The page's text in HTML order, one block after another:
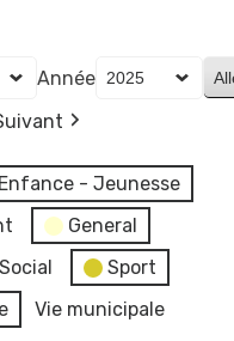
Année
Enfance - Jeunesse
General
Social
Sport
Vie municipale